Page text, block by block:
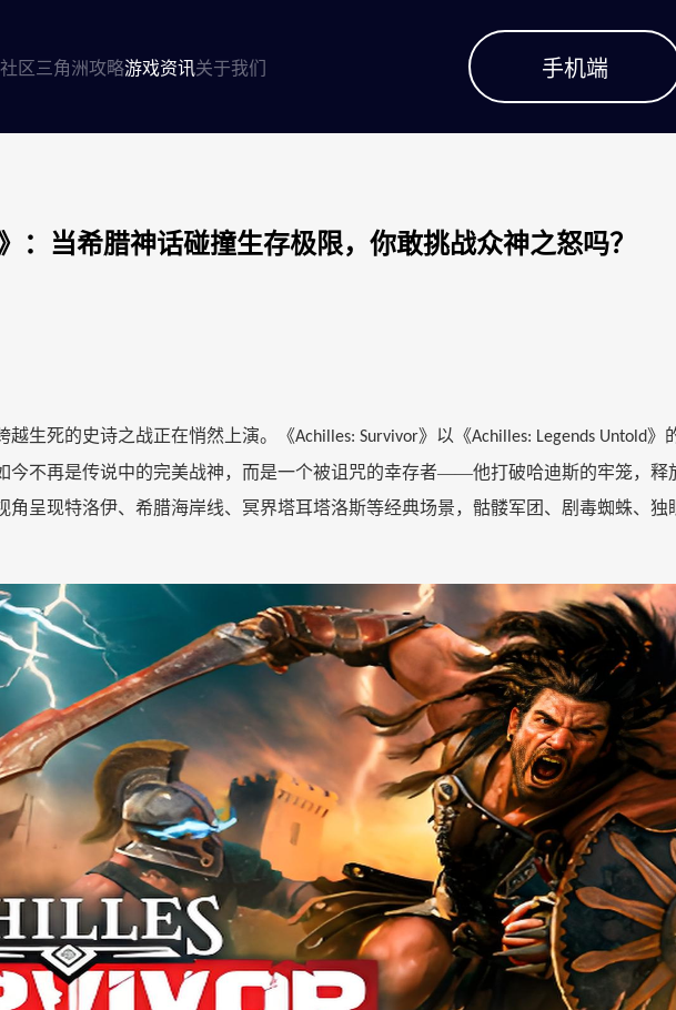
区 三角洲攻略游戏资讯关于我们 手机端
：当希腊神话碰撞生存极限，你敢挑战众神之怒吗？
越生死的史诗之战正在悄然上演。《Achilles: Survivor》以《Achilles: Legends Untold》
今不再是传说中的完美战神，而是一个被诅咒的幸存者——他打破哈迪斯的牢笼，
角呈现特洛伊、希腊海岸线、冥界塔耳塔洛斯等经典场景，骷髅军团、剧毒蜘蛛、